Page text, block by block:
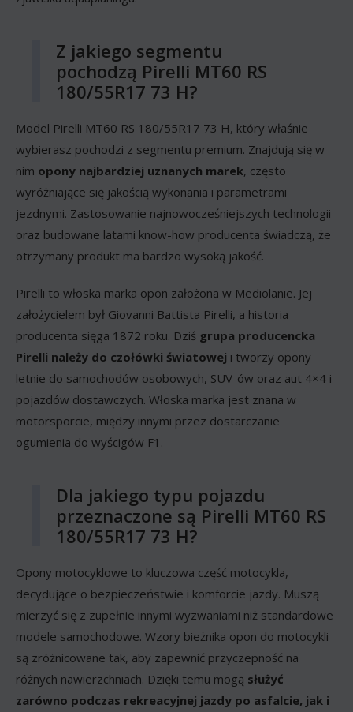
Z jakiego segmentu
pochodzą Pirelli MT60 RS
180/55R17 73 H?
Model Pirelli MT60 RS 180/55R17 73 H, który właśnie
wybierasz pochodzi z segmentu premium. Znajdują się w
nim opony najbardziej uznanych marek, często
wyróżniające się jakością wykonania i parametrami
jezdnymi. Zastosowanie najnowocześniejszych technologii
oraz budowane latami know-how producenta świadczą, że
otrzymany produkt ma bardzo wysoką jakość.
Pirelli to włoska marka opon założona w Mediolanie. Jej
założycielem był Giovanni Battista Pirelli, a historia
producenta sięga 1872 roku. Dziś grupa producencka
Pirelli należy do czołówki światowej i tworzy opony
letnie do samochodów osobowych, SUV-ów oraz aut 4×4 i
pojazdów dostawczych. Włoska marka jest znana w
motorsporcie, między innymi przez dostarczanie
ogumienia do wyścigów F1.
Dla jakiego typu pojazdu
przeznaczone są Pirelli MT60 RS
180/55R17 73 H?
Opony motocyklowe to kluczowa część motocykla,
decydujące o bezpieczeństwie i komforcie jazdy. Muszą
mierzyć się z zupełnie innymi wyzwaniami niż standardowe
modele samochodowe. Wzory bieżnika opon do motocykli
są zróżnicowane tak, aby zapewnić przyczepność na
różnych nawierzchniach. Dzięki temu mogą służyć
zarówno podczas rekreacyjnej jazdy po asfalcie, jak i